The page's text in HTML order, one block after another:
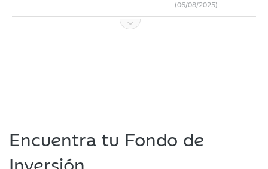
(06/08/2025)
Encuentra tu Fondo de
Inversión